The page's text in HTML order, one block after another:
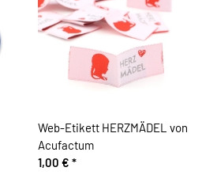
Web-Etikett HERZMÄDEL von
Acufactum
1,00 € *